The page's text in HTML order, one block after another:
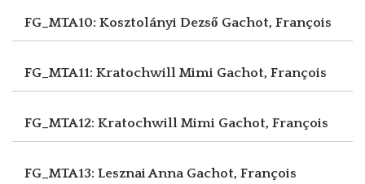
FG_MTA10: Kosztolányi Dezső Gachot, François
FG_MTA11: Kratochwill Mimi Gachot, François
FG_MTA12: Kratochwill Mimi Gachot, François
FG_MTA13: Lesznai Anna Gachot, François